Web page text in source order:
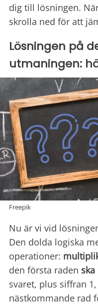
dig till lösningen.
skrolla ned för att
Lösningen på
utmaningen:
Freepik
Nu är vi vid
Den dolda logiska
operationer:
den första raden
svaret, plus siffran
nästkommande rad